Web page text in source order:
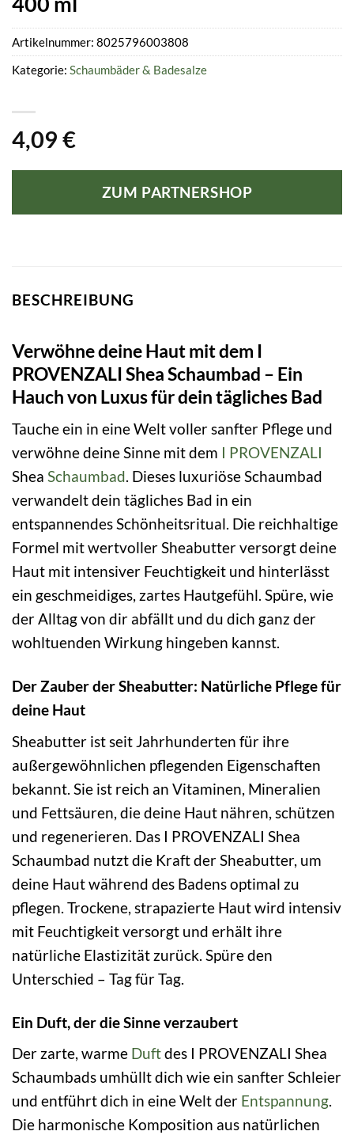
4,09 €
ZUM PARTNERSHOP
Artikelnummer: 8025796003808
Kategorie: Schaumbäder & Badesalze
BESCHREIBUNG
Verwöhne deine Haut mit dem I
PROVENZALI Shea Schaumbad – Ein
Hauch von Luxus für dein tägliches Bad
Tauche ein in eine Welt voller sanfter Pflege und
verwöhne deine Sinne mit dem I PROVENZALI
Shea Schaumbad. Dieses luxuriöse Schaumbad
verwandelt dein tägliches Bad in ein
entspannendes Schönheitsritual. Die reichhaltige
Formel mit wertvoller Sheabutter versorgt deine
Haut mit intensiver Feuchtigkeit und hinterlässt
ein geschmeidiges, zartes Hautgefühl. Spüre, wie
der Alltag von dir abfällt und du dich ganz der
wohltuenden Wirkung hingeben kannst.
Der Zauber der Sheabutter: Natürliche Pflege für
deine Haut
Sheabutter ist seit Jahrhunderten für ihre
außergewöhnlichen pflegenden Eigenschaften
bekannt. Sie ist reich an Vitaminen, Mineralien
und Fettsäuren, die deine Haut nähren, schützen
und regenerieren. Das I PROVENZALI Shea
Schaumbad nutzt die Kraft der Sheabutter, um
deine Haut während des Badens optimal zu
pflegen. Trockene, strapazierte Haut wird intensiv
mit Feuchtigkeit versorgt und erhält ihre
natürliche Elastizität zurück. Spüre den
Unterschied – Tag für Tag.
Ein Duft, der die Sinne verzaubert
Der zarte, warme Duftdes I PROVENZALI Shea
Schaumbads umhüllt dich wie ein sanfter Schleier
und entführt dich in eine Welt der Entspannung.
Die harmonische Komposition aus natürlichen